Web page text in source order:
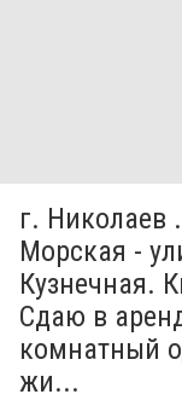
г. Николаев
Морская -
Кузнечная.
Сдаю в
комнатный
жи...